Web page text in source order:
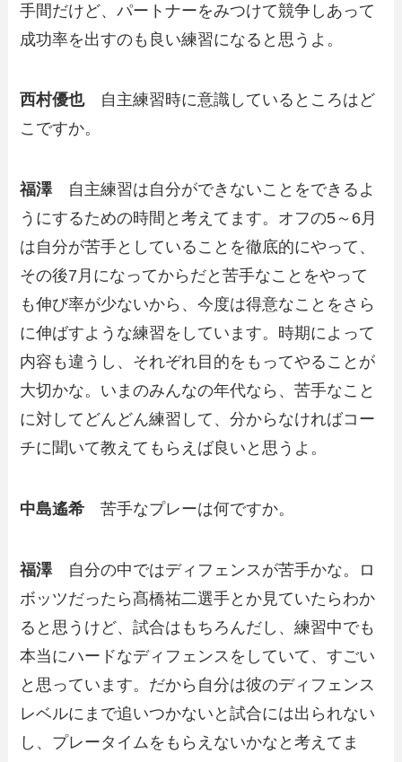
手間だけど、パートナーをみつけて競争しあって
成功率を出すのも良い練習になると思うよ。
西村優也自主練習時に意識しているところはど
こですか。
福澤 自主練習は自分ができないことをできるよ
うにするための時間と考えてます。オフの5～6月
は自分が苦手としていることを徹底的にやって、
その後7月になってからだと苦手なことをやって
も伸び率が少ないから、今度は得意なことをさら
に伸ばすような練習をしています。時期によって
内容も違うし、それぞれ目的をもってやることが
大切かな。いまのみんなの年代なら、苦手なこと
に対してどんどん練習して、分からなければコー
チに聞いて教えてもらえば良いと思うよ。
中島遙希 苦手なプレーは何ですか。
福澤 自分の中ではディフェンスが苦手かな。ロ
ボッツだったら髙橋祐二選手とか見ていたらわか
ると思うけど、試合はもちろんだし、練習中でも
本当にハードなディフェンスをしていて、すごい
と思っています。だから自分は彼のディフェンス
レベルにまで追いつかないと試合には出られない
し、プレータイムをもらえないかなと考えてま